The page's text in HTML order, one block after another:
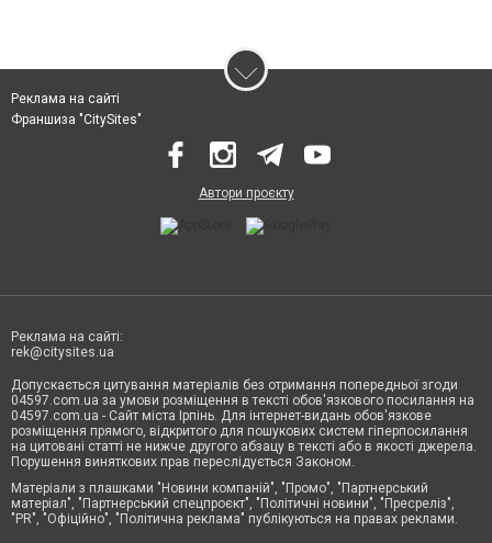
Реклама на сайті
Франшиза "CitySites"
Автори проєкту
Реклама на сайті:
rek@citysites.ua
Допускається цитування матеріалів без отримання попередньої згоди
04597.com.ua за умови розміщення в тексті обов'язкового посилання на
04597.com.ua - Сайт міста Ірпінь. Для інтернет-видань обов'язкове
розміщення прямого, відкритого для пошукових систем гіперпосилання
на цитовані статті не нижче другого абзацу в тексті або в якості джерела.
Порушення виняткових прав переслідується Законом.
Матеріали з плашками "Новини компаній", "Промо", "Партнерський
матеріал", "Партнерський спецпроєкт", "Політичні новини", "Пресреліз",
"PR", "Офіційно", "Політична реклама" публікуються на правах реклами.